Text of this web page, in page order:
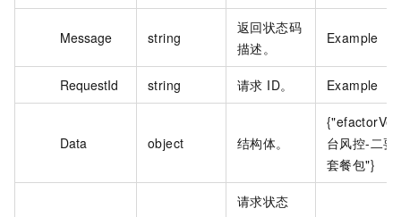
Message string
返回状态码
描述。
Example
RequestId string 请求 ID。 Example
Data object 结构体。
台风控-二要
套餐包"}
请求状态